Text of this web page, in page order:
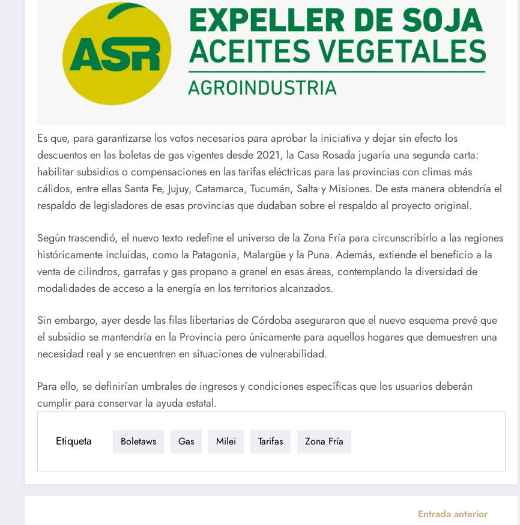
Es que, para garantizarse los votos necesarios para aprobar la iniciativa y dejar sin efecto los
descuentos en las boletas de gas vigentes desde 2021, la Casa Rosada jugaría una segunda carta:
habilitar subsidios o compensaciones en las tarifas eléctricas para las provincias con climas más
cálidos, entre ellas Santa Fe, Jujuy, Catamarca, Tucumán, Salta y Misiones. De esta manera obtendría el
respaldo de legisladores de esas provincias que dudaban sobre el respaldo al proyecto original.
Según trascendió, el nuevo texto redefine el universo de la Zona Fría para circunscribirlo a las regiones
históricamente incluidas, como la Patagonia, Malargüe y la Puna. Además, extiende el beneficio a la
venta de cilindros, garrafas y gas propano a granel en esas áreas, contemplando la diversidad de
modalidades de acceso a la energía en los territorios alcanzados.
Sin embargo, ayer desde las filas libertarias de Córdoba aseguraron que el nuevo esquema prevé que
el subsidio se mantendría en la Provincia pero únicamente para aquellos hogares que demuestren una
necesidad real y se encuentren en situaciones de vulnerabilidad.
Para ello, se definirían umbrales de ingresos y condiciones específicas que los usuarios deberán
cumplir para conservar la ayuda estatal.
Etiqueta Boletaws Gas Milei Tarifas Zona Fría
Entrada anterior